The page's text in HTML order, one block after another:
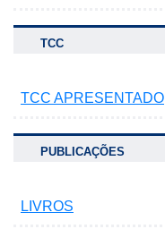
TCC
TCC APRESENTADO
PUBLICAÇÕES
LIVROS